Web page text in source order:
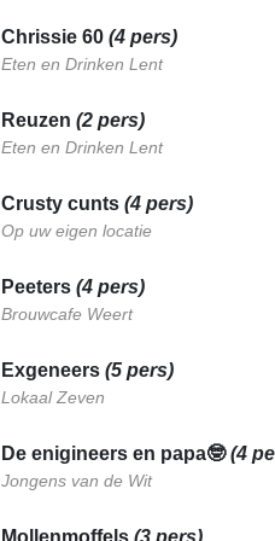
Chrissie 60 (4 pers)
Eten en Drinken Lent
Reuzen (2 pers)
Eten en Drinken Lent
Crusty cunts (4 pers)
Op uw eigen locatie
Peeters (4 pers)
Brouwcafe Weert
Exgeneers (5 pers)
Lokaal Zeven
De enigineers en papa🤓(4
Jongens van de Wit
Mollenmoffels (3 pers)